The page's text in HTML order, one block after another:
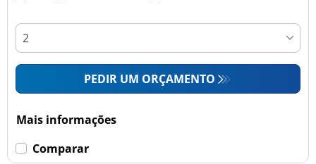
PEDIR UM ORÇAMENTO
Mais informações
Comparar